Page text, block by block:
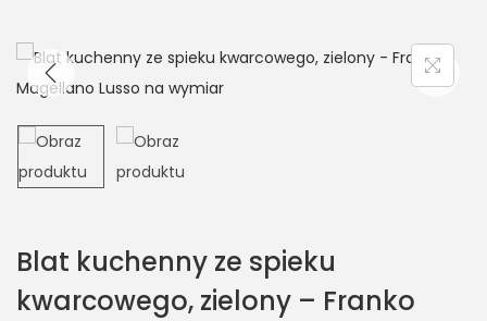
Blat kuchenny ze spieku
kwarcowego, zielony – Franko